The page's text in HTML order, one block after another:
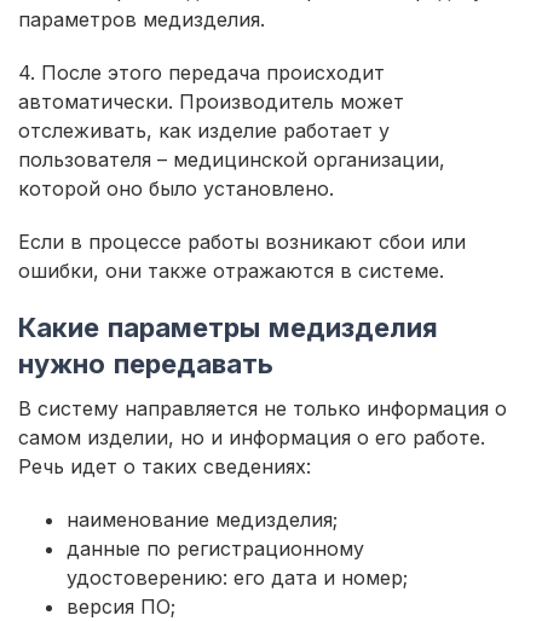
параметров медизделия.
4. После этого передача происходит
автоматически. Производитель может
отслеживать, как изделие работает у
пользователя – медицинской организации,
которой оно было установлено.
Если в процессе работы возникают сбои или
ошибки, они также отражаются в системе.
Какие параметры медизделия
нужно передавать
В систему направляется не только информация о
самом изделии, но и информация о его работе.
Речь идет о таких сведениях:
наименование медизделия;
данные по регистрационному
удостоверению: его дата и номер;
версия ПО;